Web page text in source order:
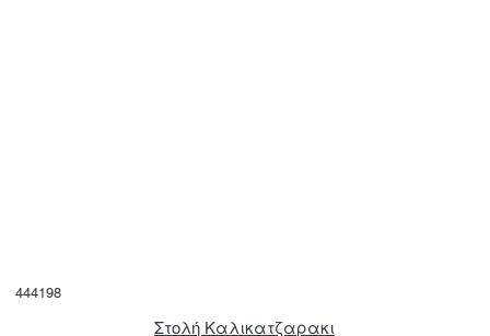
444198
Στολή Καλικατζαρακι